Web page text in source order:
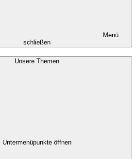
Menü
schließen
Unsere Themen
Untermenüpunkte öffnen